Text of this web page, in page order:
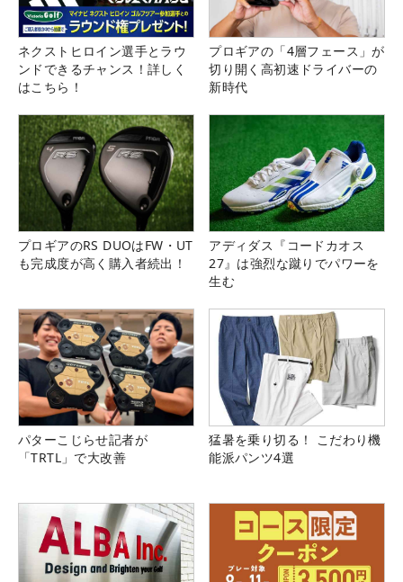
ネクストヒロイン選手とラウ
ンドできるチャンス！詳しく
はこちら！
プロギアの「4層フェース」が
切り開く高初速ドライバーの
新時代
プロギアのRS DUOはFW・UT
も完成度が高く購入者続出！
アディダス『コードカオス
27』は強烈な蹴りでパワーを
生む
パターこじらせ記者が
「TRTL」で大改善
猛暑を乗り切る！ こだわり機
能派パンツ4選